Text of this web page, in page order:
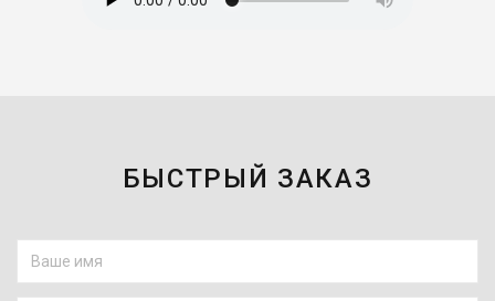
БЫСТРЫЙ ЗАКАЗ